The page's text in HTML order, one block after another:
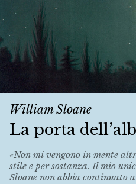
William Sloane
La porta
«Non mi vengono in mente
stile e per sostanza. Il mio
Sloane non abbia continuato